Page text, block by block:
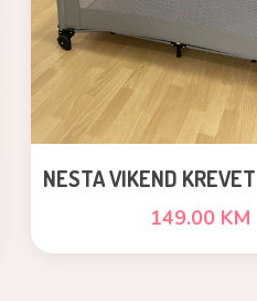
NESTA VIKEND
SIVI
149.00 KM